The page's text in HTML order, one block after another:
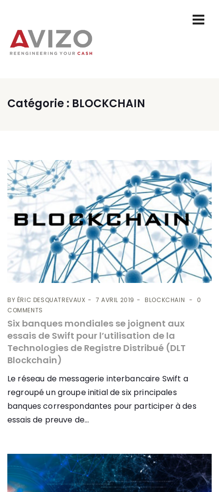
Catégorie : BLOCKCHAIN
BY ÉRIC DESQUATREVAUX 7 AVRIL 2019 BLOCKCHAIN
0
COMMENTS
Six banques mondiales se joignent aux
essais de Swift pour l’utilisation de la
Technologies de Registre Distribué (DLT
Blockchain)
Le réseau de messagerie interbancaire Swift a
regroupé un groupe initial de six principales
banques correspondantes pour participer à des
essais de preuve de...